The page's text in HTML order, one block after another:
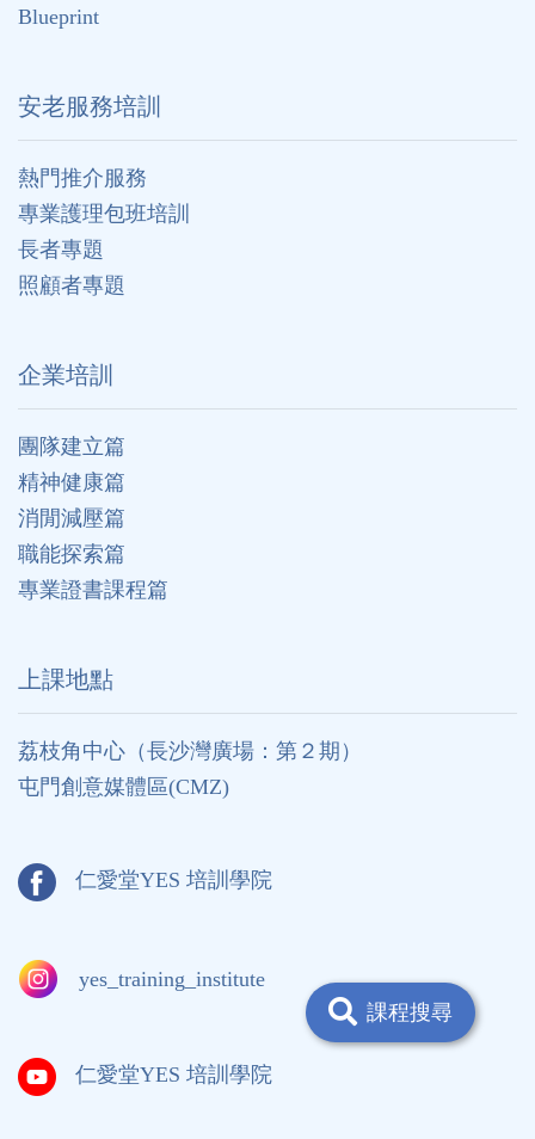
課程搜尋
Blueprint
安老服務培訓
熱門推介服務
專業護理包班培訓
長者專題
照顧者專題
企業培訓
團隊建立篇
精神健康篇
消閒減壓篇
職能探索篇
專業證書課程篇
上課地點
荔枝角中心（長沙灣廣場：第２期）
屯門創意媒體區(CMZ)
仁愛堂YES 培訓學院
yes_training_institute
仁愛堂YES 培訓學院